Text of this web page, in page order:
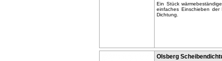
Ein Stück
einfaches Einschieben
Dichtung.
Olsberg